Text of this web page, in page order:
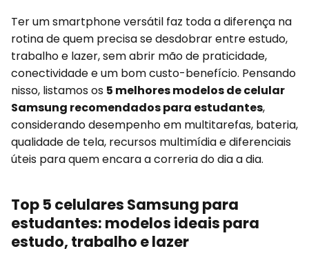
Ter um smartphone versátil faz toda a diferença na
rotina de quem precisa se desdobrar entre estudo,
trabalho e lazer, sem abrir mão de praticidade,
conectividade e um bom custo-benefício. Pensando
nisso, listamos os 5 melhores modelos de celular
Samsung recomendados para estudantes,
considerando desempenho em multitarefas, bateria,
qualidade de tela, recursos multimídia e diferenciais
úteis para quem encara a correria do dia a dia.
Top 5 celulares Samsung para
estudantes: modelos ideais para
estudo, trabalho e lazer